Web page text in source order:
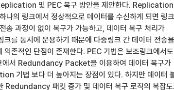
및 PEC 복구 방안을 제안한다. Replication
나의 링크에서 정상적으로 데이터를 수신하게 되면 링크
송 과정이 없이 복구가 가능하고, 데이터 복구 처리가
를 동시에 운용하기 때문에 다중링크 간 데이터 전송
의존적인 단점이 존재한다. PEC 기법은 보조링크에서도
에서 Redundancy Packet을 이용하여 데이터 복구가
기법 보다 더 높아지는 장점이 있다. 하지만 데이터
Redundancy 패킷 증가 및 데이터 복구 로직의 복잡도